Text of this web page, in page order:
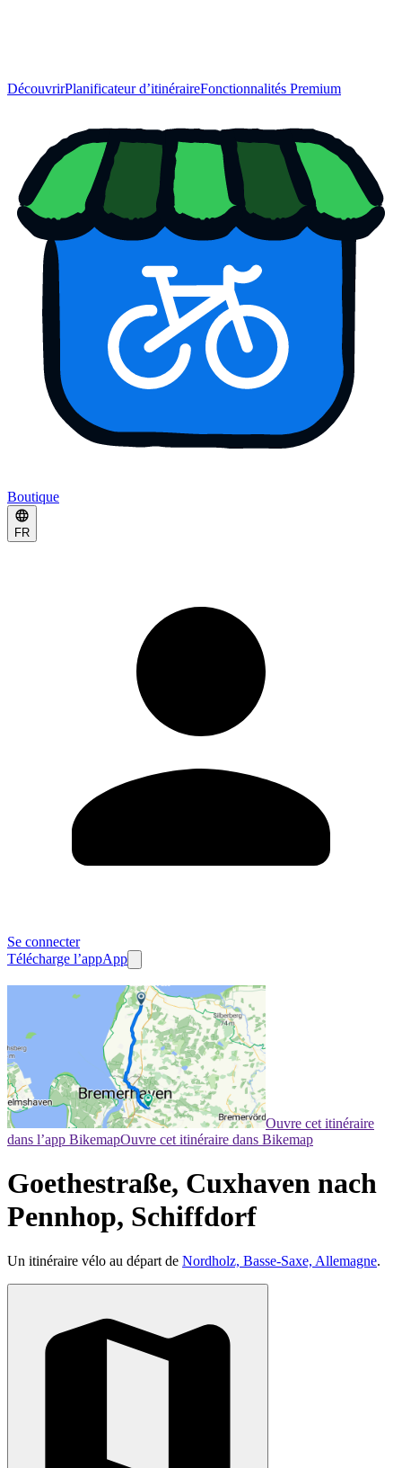
DécouvrirPlanificateur d’itinéraireFonctionnalités Premium
Boutique
FR
Se connecter
Télécharge l’appApp
Ouvre cet itinéraire
dans l’app BikemapOuvre cet itinéraire dans Bikemap
Goethestraße, Cuxhaven nach
Pennhop, Schiffdorf
Un itinéraire vélo au départ de Nordholz, Basse-Saxe, Allemagne.